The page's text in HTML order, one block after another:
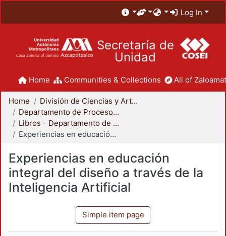
Log In
Secretaría de
Unidad
Home Communities & Collections All of
Home
División de Ciencias y Artes para el Diseño
Departamento de Procesos y Técnicas de Realización
Libros - Departamento de Procesos y Técnicas de Realización
Experiencias en educación integral del diseño a través de la Inteligencia Artificial
Experiencias en educación
integral del diseño a través de la
Inteligencia Artificial
Simple item page